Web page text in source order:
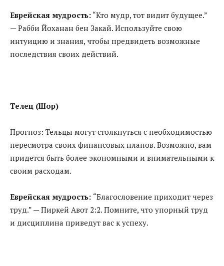
Еврейская мудрость: “Кто мудр, тот видит будущее.”
— Рабби Йоханан бен Закай. Используйте свою
интуицию и знания, чтобы предвидеть возможные
последствия своих действий.
Телец (Шор)
Прогноз: Тельцы могут столкнуться с необходимостью
пересмотра своих финансовых планов. Возможно, вам
придется быть более экономными и внимательными к
своим расходам.
Еврейская мудрость: “Благословение приходит через
труд.” — Пиркей Авот 2:2. Помните, что упорный труд
и дисциплина приведут вас к успеху.